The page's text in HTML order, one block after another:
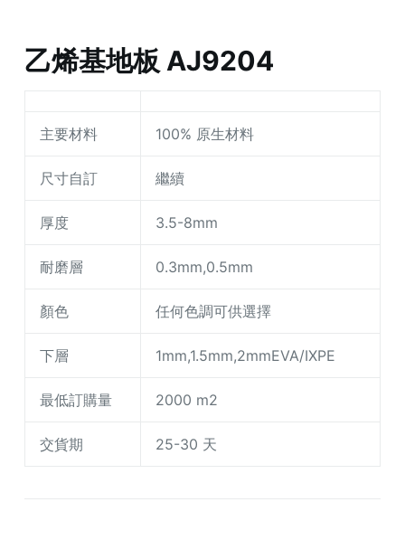
乙烯基地板 AJ9204
主要材料 100% 原生材料
尺寸自訂 繼續
厚度 3.5-8mm
耐磨層 0.3mm,0.5mm
顏色 任何色調可供選擇
下層 1mm,1.5mm,2mmEVA/IXPE
最低訂購量 2000 m2
交貨期 25-30 天